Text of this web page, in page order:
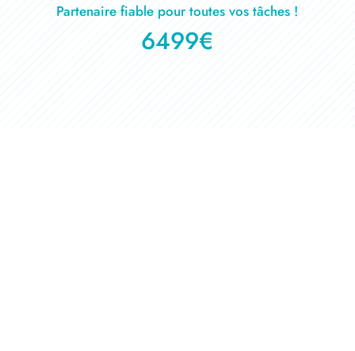
Partenaire fiable pour toutes vos tâches !
6499€